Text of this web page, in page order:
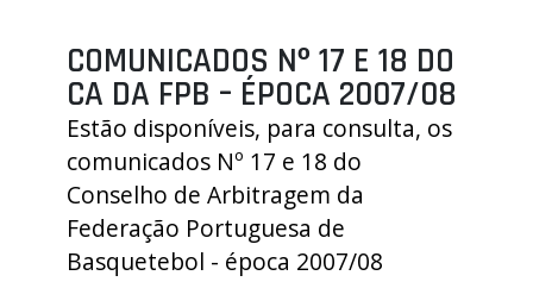
AGENDA
SELEÇÕES
MINIBASQUETE
ÁREA TÉCNICA
PROJETOS
LIGA BETCLIC MASCULINA
COMUNICADOS Nº 17 E 18 DO
CA DA FPB – ÉPOCA 2007/08
Estão disponíveis, para consulta, os
comunicados Nº 17 e 18 do
Conselho de Arbitragem da
Federação Portuguesa de
Basquetebol - época 2007/08